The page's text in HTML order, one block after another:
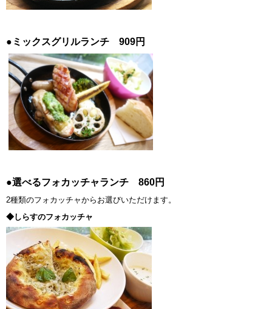
●ミックスグリルランチ 909円
●選べるフォカッチャランチ 860円
2種類のフォカッチャからお選びいただけます。
◆しらすのフォカッチャ